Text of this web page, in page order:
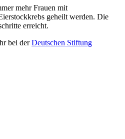
mehr Frauen mit
geheilt werden. Die
erreicht.
bei derDeutschen Stiftung